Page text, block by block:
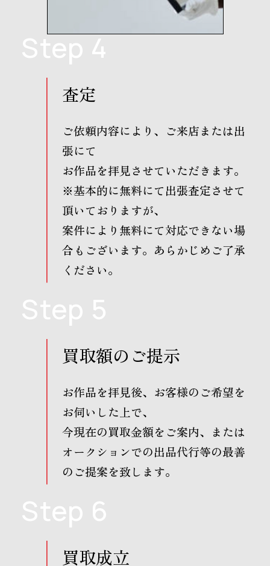
Step 4
査定
ご依頼内容により、ご来店または出
張にて
お作品を拝見させていただきます。
※基本的に無料にて出張査定させて
頂いておりますが、
案件により無料にて対応できない場
合もございます。あらかじめご了承
ください。
Step 5
買取額のご提示
お作品を拝見後、お客様のご希望を
お伺いした上で、
今現在の買取金額をご案内、または
オークションでの出品代行等の最善
のご提案を致します。
Step 6
買取成立